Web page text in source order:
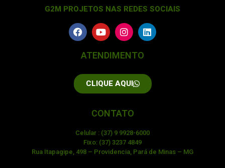
G2M PROJETOS NAS REDES SOCIAIS
ATENDIMENTO
CLIQUE AQUI
CONTATO
Celular : (37) 9 9928-6000
Fixo: (37) 3237 4849
Rua Itapagipe, 498 – Providencia, Pará de Minas – MG